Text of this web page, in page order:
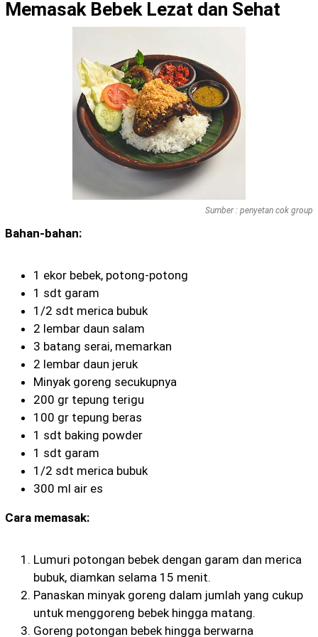
Memasak Bebek Lezat dan Sehat
Sumber : penyetan cok group
Bahan-bahan:
1 ekor bebek, potong-potong
1 sdt garam
1/2 sdt merica bubuk
2 lembar daun salam
3 batang serai, memarkan
2 lembar daun jeruk
Minyak goreng secukupnya
200 gr tepung terigu
100 gr tepung beras
1 sdt baking powder
1 sdt garam
1/2 sdt merica bubuk
300 ml air es
Cara memasak:
Lumuri potongan bebek dengan garam dan merica
bubuk, diamkan selama 15 menit.
Panaskan minyak goreng dalam jumlah yang cukup
untuk menggoreng bebek hingga matang.
Goreng potongan bebek hingga berwarna